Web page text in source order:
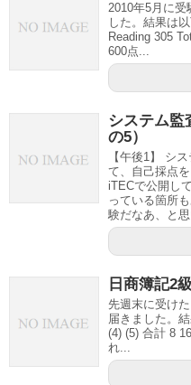
2010年5月に受
した。結果は
Reading 305
600点...
システム監
の5）
【午後1】 シ
て、自己採点
iTECで公開し
っている箇所
験だなあ、と
日商簿記2
先週末に受け
届きました。
(4) (5) 合計 8
れ...